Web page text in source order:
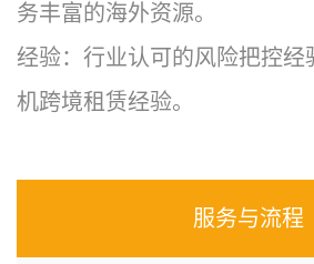
务丰富的海外资源。
经验：行业认可的风险把控经
机跨境租赁经验。
服务与流程